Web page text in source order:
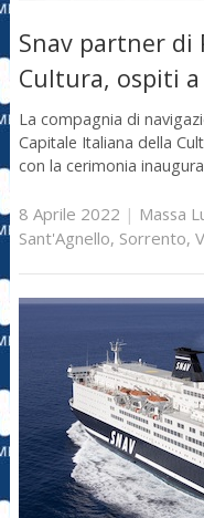
Snav partner di
Cultura, ospiti
La compagnia di
Capitale Italiana della
con la cerimonia
8 Aprile 2022 | Massa
Sant'Agnello, Sorrento,